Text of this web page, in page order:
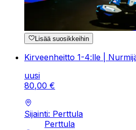
Lisää suosikkeihin
Kirveenheitto 1-4:lle |
uusi
80,00 €
Sijainti: Perttula
Perttula